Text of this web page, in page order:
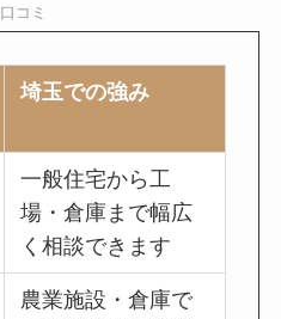
口コミ
埼玉での強み
一般住宅から工
場・倉庫まで幅広
く相談できます
農業施設・倉庫で